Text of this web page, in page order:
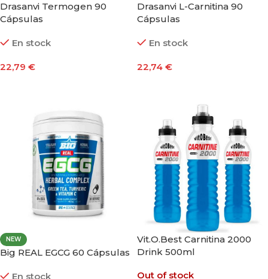
Drasanvi Termogen 90
Cápsulas
En stock
22,79 €
Drasanvi L-Carnitina 90
Cápsulas
En stock
22,74 €
NEW
Big REAL EGCG 60 Cápsulas
En stock
Vit.O.Best Carnitina 2000
Drink 500ml
Out of stock